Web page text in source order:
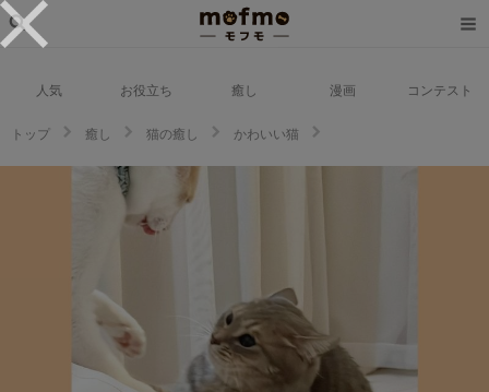
人気 お役立ち 癒し 漫画 コンテスト
トップ 癒し 猫の癒し
かわいい猫